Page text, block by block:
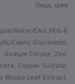
Лицо, шея
Water/EAU, PEG-6
Capric Glycerides,
Sodium Citrate, Zinc
Copper Sulfate,
Biloba Leaf Extract,